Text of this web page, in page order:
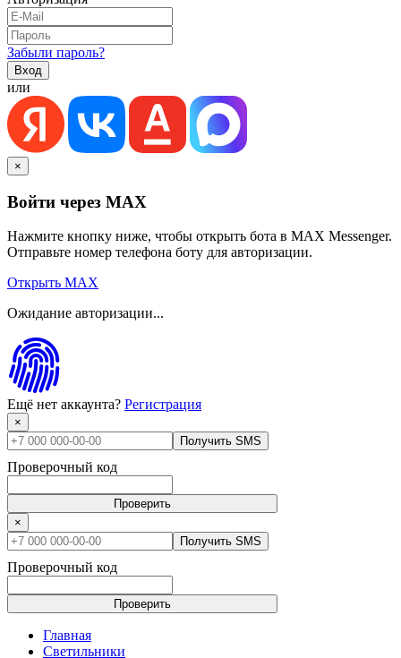
Забыли пароль?
или
×
Войти через MAX
Нажмите кнопку ниже, чтобы открыть бота в MAX Messenger.
Отправьте номер телефона боту для авторизации.
Открыть MAX
Ожидание авторизации...
Ещё нет аккаунта? Регистрация
×
Получить SMS
Проверочный код
Проверить
×
Получить SMS
Проверочный код
Проверить
Главная
Светильники